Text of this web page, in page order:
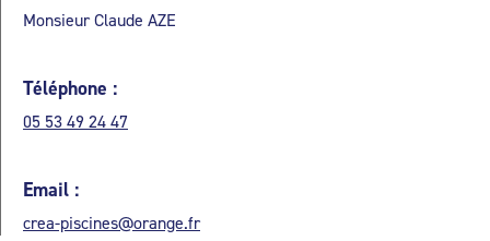
Monsieur Claude AZE
Téléphone :
05 53 49 24 47
Email :
crea-piscines@orange.fr